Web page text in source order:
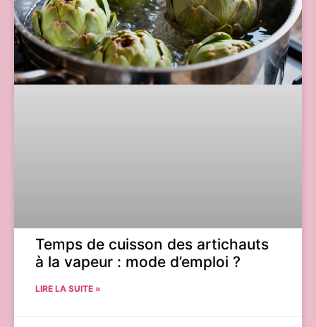
Temps de cuisson des artichauts
à la vapeur : mode d’emploi ?
LIRE LA SUITE »